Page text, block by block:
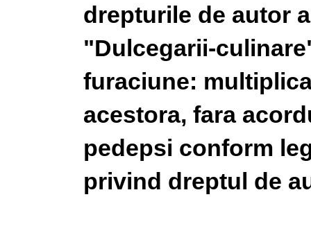
drepturile de autor
"Dulcegarii-
furaciune:
acestora, fara
pedepsi conform
privind dreptul de